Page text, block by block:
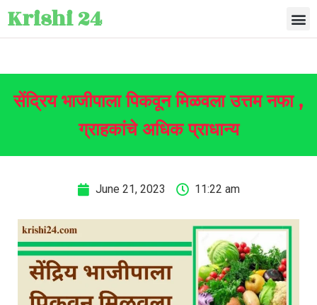
Krishi 24
सेंद्रिय भाजीपाला पिकवून मिळवला उत्तम नफा ,
ग्राहकांचे अधिक प्राधान्य
June 21, 2023 11:22 am